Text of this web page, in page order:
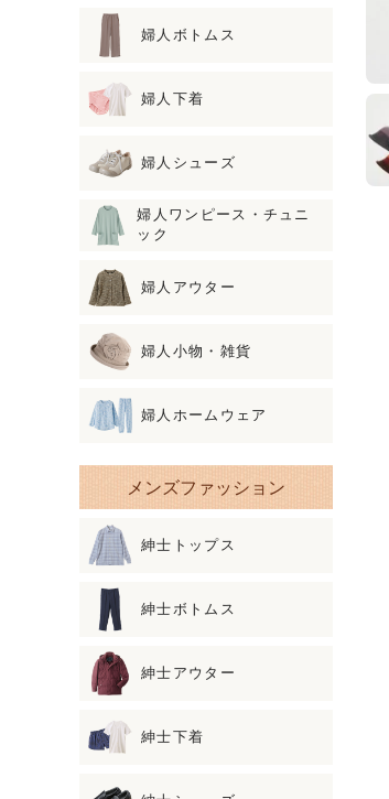
婦人ボトムス
婦人下着
婦人シューズ
婦人ワンピース・チュニ
ック
婦人アウター
婦人小物・雑貨
婦人ホームウェア
メンズファッション
紳士トップス
紳士ボトムス
紳士アウター
紳士下着